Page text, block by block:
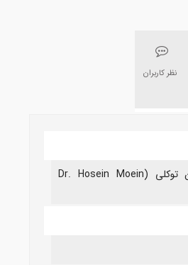
نظر کاربران
دکتر حسین معین توکلی (Dr. Hosein Moein